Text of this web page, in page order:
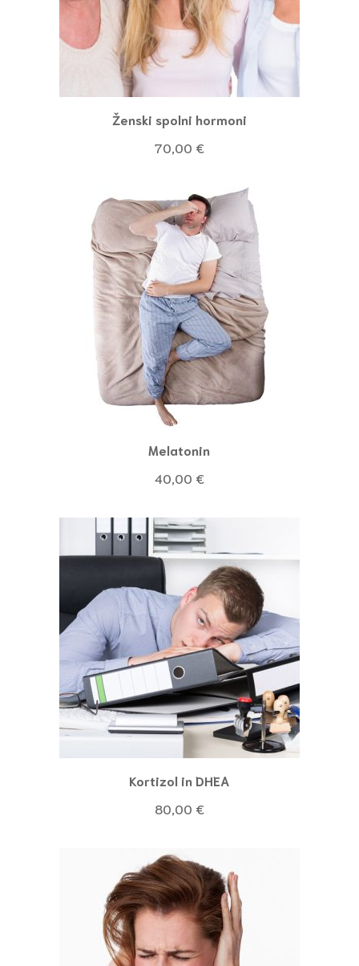
Ženski spolni hormoni
70,00 €
Melatonin
40,00 €
Kortizol in DHEA
80,00 €